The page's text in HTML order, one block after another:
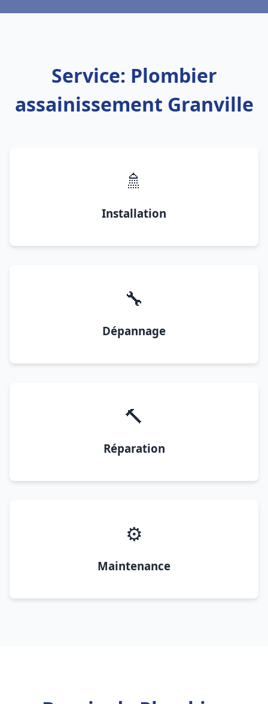
Service: Plombier
assainissement Granville
🚿
Installation
🔧
Dépannage
🔨
Réparation
⚙️
Maintenance